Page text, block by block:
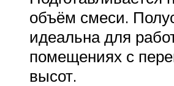
объём смеси.
идеальна для
помещениях с
высот.